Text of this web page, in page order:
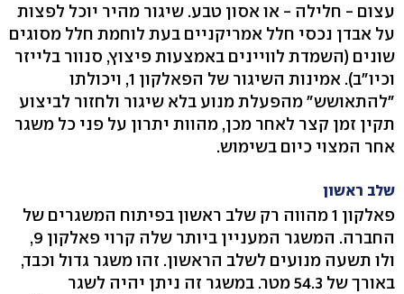
עצום - חלילה - או אסון טבע. שיגור מהיר יוכל לפצות
על אבדן נכסי חלל אמריקניים בעת לוחמת חלל מסוגים
שונים (השמדת לוויינים באמצעות פיצוץ, סנוור בלייזר
וכיו"ב). אמינות השיגור של הפאלקון 1, ויכולתו
"להתאושש" מהפעלת מנוע בלא שיגור ולחזור לביצוע
תקין זמן קצר לאחר מכן, מהוות יתרון על פני כל משגר
אחר המצוי כיום בשימוש.
שלב ראשון
פאלקון 1 מהווה רק שלב ראשון בפיתוח המשגרים של
החברה. המשגר המעניין ביותר שלה קרוי פאלקון 9,
ולו תשעה מנועים לשלב הראשון. זהו משגר גדול וכבד,
באורך של 54.3 מטר. במשגר זה ניתן יהיה לשגר